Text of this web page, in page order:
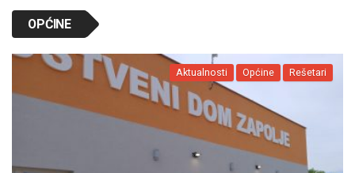
OPĆINE
Aktualnosti Općine Rešetari